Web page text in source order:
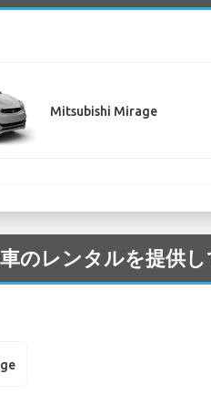
Mitsubishi Mirage
のレンタルを提供